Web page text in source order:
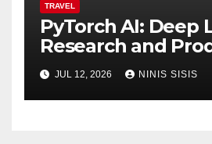
TRAVEL
PyTorch AI: Deep
Research and
with Facebook’s
Framework
JUL 12, 2026 NINIS SISIS